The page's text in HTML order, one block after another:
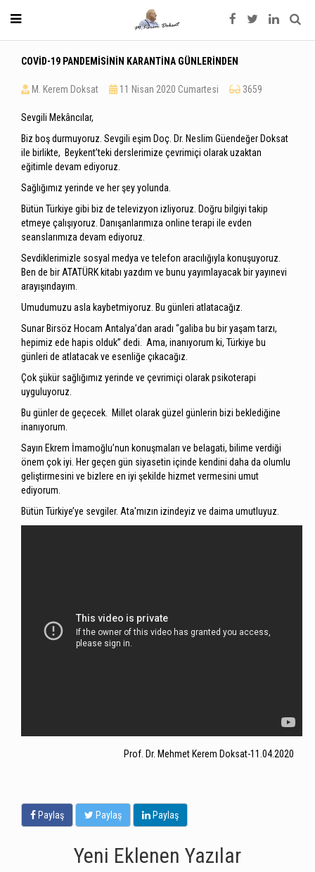
COVİD-19 PANDEMİSİNİN KARANTİNA GÜNLERİNDEN
M. Kerem Doksat 11 Nisan 2020 Cumartesi 3659
Sevgili Mekâncılar,
Biz boş durmuyoruz. Sevgili eşim Doç. Dr. Neslim Güendeğer Doksat
ile birlikte, Beykent’teki derslerimize çevrimiçi olarak uzaktan
eğitimle devam ediyoruz.
Sağlığımız yerinde ve her şey yolunda.
Bütün Türkiye gibi biz de televizyon izliyoruz. Doğru bilgiyi takip
etmeye çalışıyoruz. Danışanlarımıza online terapi ile evden
seanslarımıza devam ediyoruz.
Sevdiklerimizle sosyal medya ve telefon aracılığıyla konuşuyoruz.
Ben de bir ATATÜRK kitabı yazdım ve bunu yayımlayacak bir yayınevi
arayışındayım.
Umudumuzu asla kaybetmiyoruz. Bu günleri atlatacağız.
Sunar Birsöz Hocam Antalya’dan aradı “galiba bu bir yaşam tarzı,
hepimiz ede hapis olduk” dedi. Ama, inanıyorum ki, Türkiye bu
günleri de atlatacak ve esenliğe çıkacağız.
Çok şükür sağlığımız yerinde ve çevrimiçi olarak psikoterapi
uyguluyoruz.
Bu günler de geçecek. Millet olarak güzel günlerin bizi beklediğine
inanıyorum.
Sayın Ekrem İmamoğlu’nun konuşmaları ve belagati, bilime verdiği
önem çok iyi. Her geçen gün siyasetin içinde kendini daha da olumlu
geliştirmesini ve bizlere en iyi şekilde hizmet vermesini umut
ediyorum.
Bütün Türkiye’ye sevgiler. Ata'mızın izindeyiz ve daima umutluyuz.
Prof. Dr. Mehmet Kerem Doksat-11.04.2020
Paylaş Paylaş Paylaş
Yeni Eklenen Yazılar